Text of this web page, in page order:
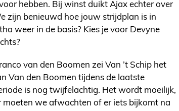
hebben. Bij winst duikt Ajax echter over
zijn benieuwd hoe jouw strijdplan is in
weer in de basis? Kies je voor Devyne
van den Boomen zei Van ’t Schip het
Van den Boomen tijdens de laatste
is nog twijfelachtig. Het wordt moeilijk,
moeten we afwachten of er iets bijkomt na